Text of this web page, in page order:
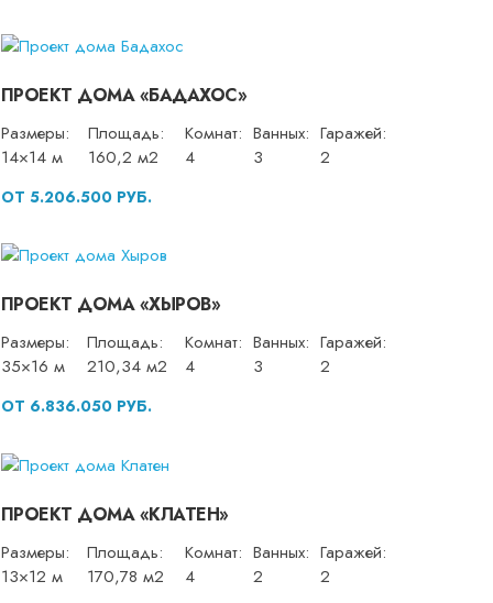
ПРОЕКТ ДОМА «БАДАХОС»
Размеры:
14×14 м
Площадь:
160,2 м2
Комнат:
4
Ванных:
3
Гаражей:
2
ОТ 5.206.500 РУБ.
ПРОЕКТ ДОМА «ХЫРОВ»
Размеры:
35×16 м
Площадь:
210,34 м2
Комнат:
4
Ванных:
3
Гаражей:
2
ОТ 6.836.050 РУБ.
ПРОЕКТ ДОМА «КЛАТЕН»
Размеры:
13×12 м
Площадь:
170,78 м2
Комнат:
4
Ванных:
2
Гаражей:
2